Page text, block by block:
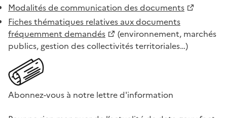
Modalités de communication des documents
Fiches thématiques relatives aux documents
fréquemment demandés
(environnement, marchés
publics, gestion des collectivités territoriales…)
Abonnez-vous à notre lettre d'information